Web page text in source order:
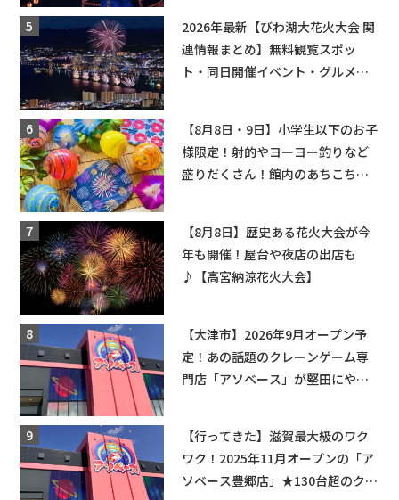
2026年最新【びわ湖大花火大会 関
連情報まとめ】無料観覧スポッ
ト・同日開催イベント・グルメマ
【8月8日・9日】小学生以下のお子
様限定！射的やヨーヨー釣りなど
盛りだくさん！館内のあちこちに
【8月8日】歴史ある花火大会が今
年も開催！屋台や夜店の出店も
♪【高宮納涼花火大会】
【大津市】2026年9月オープン予
定！あの話題のクレーンゲーム専
門店「アソベース」が堅田にやっ
【行ってきた】滋賀最大級のワク
ワク！2025年11月オープンの「ア
ソベース豊郷店」★130台超のクレ